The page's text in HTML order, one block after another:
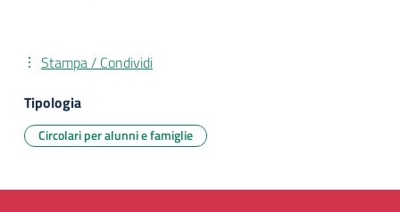
Stampa / Condividi
Tipologia
Circolari per alunni e famiglie